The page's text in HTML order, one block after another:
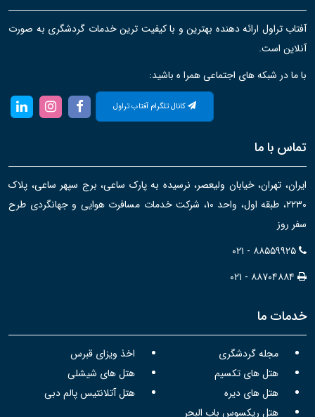
آفتاب تراول ارائه دهنده بهترین و با کیفیت ترین خدمات گردشگری به صورت
آنلاین است.
با ما در شبکه های اجتماعی همرا ه باشید:
کانال تلگرام آفتاب تراول
تماس با ما
ایران، تهران، خیابان ولیعصر، نرسیده به پارک ساعی، برج سپهر ساعی، پلاک
۲۲۳۰، طبقه اول، واحد ۱۰، شرکت خدمات مسافرت هوایی و جهانگردی طرح
سفر روز
۰۲۱ - ۸۸۵۵۹۹۲۵
۰۲۱ - ۸۸۷۰۴۸۸۴
خدمات ما
مجله گردشگری
اخذ ویزای قبرس
هتل های تکسیم
هتل های شیشلی
هتل های دیره
هتل آتلانتیس پالم دبی
هتل ریکسوس باب البحر